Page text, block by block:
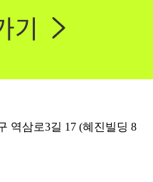
역삼로3길 17 (혜진빌딩 8